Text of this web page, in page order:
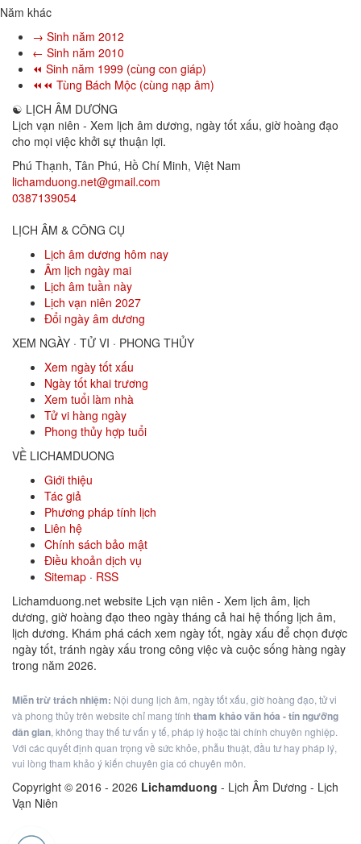
Năm khác
→ Sinh năm 2012
← Sinh năm 2010
⏪ Sinh năm 1999 (cùng con giáp)
⏪⏪ Tùng Bách Mộc (cùng nạp âm)
☯ LỊCH ÂM DƯƠNG
Lịch vạn niên - Xem lịch âm dương, ngày tốt xấu, giờ hoàng đạo
cho mọi việc khởi sự thuận lợi.
Phú Thạnh, Tân Phú, Hồ Chí Minh, Việt Nam
lichamduong.net@gmail.com
0387139054
LỊCH ÂM & CÔNG CỤ
Lịch âm dương hôm nay
Âm lịch ngày mai
Lịch âm tuần này
Lịch vạn niên 2027
Đổi ngày âm dương
XEM NGÀY · TỬ VI · PHONG THỦY
Xem ngày tốt xấu
Ngày tốt khai trương
Xem tuổi làm nhà
Tử vi hàng ngày
Phong thủy hợp tuổi
VỀ LICHAMDUONG
Giới thiệu
Tác giả
Phương pháp tính lịch
Liên hệ
Chính sách bảo mật
Điều khoản dịch vụ
Sitemap · RSS
Lichamduong.net website Lịch vạn niên - Xem lịch âm, lịch
dương, giờ hoàng đạo theo ngày tháng cả hai hệ thống lịch âm,
lịch dương. Khám phá cách xem ngày tốt, ngày xấu để chọn được
ngày tốt, tránh ngày xấu trong công việc và cuộc sống hàng ngày
trong năm 2026.
Miễn trừ trách nhiệm: Nội dung lịch âm, ngày tốt xấu, giờ hoàng đạo, tử vi
và phong thủy trên website chỉ mang tính tham khảo văn hóa - tín ngưỡng
dân gian, không thay thế tư vấn y tế, pháp lý hoặc tài chính chuyên nghiệp.
Với các quyết định quan trọng về sức khỏe, phẫu thuật, đầu tư hay pháp lý,
vui lòng tham khảo ý kiến chuyên gia có chuyên môn.
Copyright © 2016 - 2026 Lichamduong - Lịch Âm Dương - Lịch
Vạn Niên